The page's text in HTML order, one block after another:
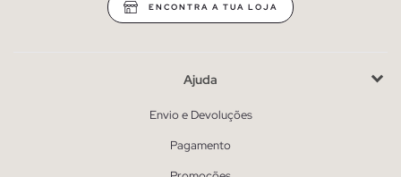
ENCONTRA A TUA LOJA
Ajuda
Envio e Devoluções
Pagamento